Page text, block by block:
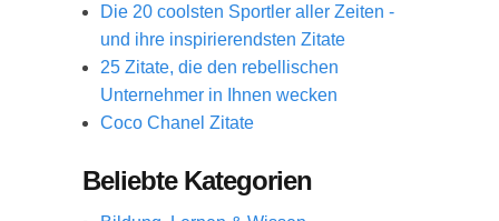
Die 20 coolsten Sportler aller Zeiten -
und ihre inspirierendsten Zitate
25 Zitate, die den rebellischen
Unternehmer in Ihnen wecken
Coco Chanel Zitate
Beliebte Kategorien